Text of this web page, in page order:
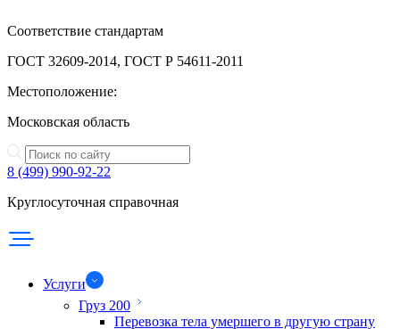
Соответствие стандартам
ГОСТ 32609-2014, ГОСТ Р 54611-2011
Местоположение:
Московская область
8 (499) 990-92-22
Круглосуточная справочная
Услуги
Груз 200
Перевозка тела умершего в другую страну